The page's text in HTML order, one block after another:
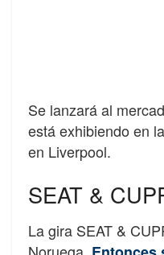
Se lanzará al
está exhibiendo en
en Liverpool.
SEAT &
La gira SEAT &